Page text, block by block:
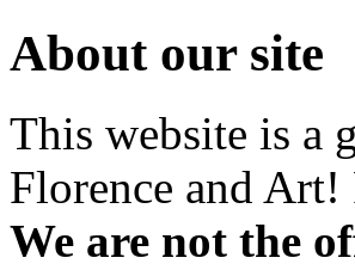
About our site
This website is a
Florence and
We are not the